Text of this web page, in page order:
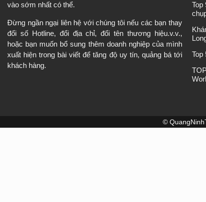
vào sớm nhất có thể.
Đừng ngần ngại liên hệ với chúng tôi nếu các bạn thay
đổi số Hotline, đổi địa chỉ, đổi tên thương hiệu.v.v.,
hoặc bạn muốn bổ sung thêm doanh nghiệp của mình
xuất hiện trong bài viết để tăng độ uy tín, quảng bá tới
khách hàng.
Top
Top
©